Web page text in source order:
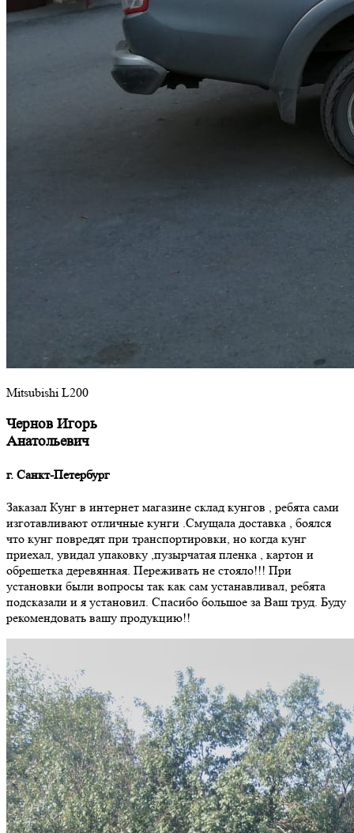
Mitsubishi L200
Чернов Игорь
Анатольевич
г. Санкт-Петербург
Заказал Кунг в интернет магазине склад кунгов , ребята сами
изготавливают отличные кунги .Смущала доставка , боялся
что кунг повредят при транспортировки, но когда кунг
приехал, увидал упаковку ,пузырчатая пленка , картон и
обрешетка деревянная. Переживать не стояло!!! При
установки были вопросы так как сам устанавливал, ребята
подсказали и я установил. Спасибо большое за Ваш труд. Буду
рекомендовать вашу продукцию!!